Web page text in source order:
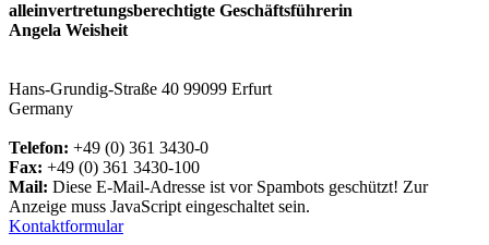
alleinvertretungsberechtigte Geschäftsführerin
Angela Weisheit
Hans-Grundig-Straße 40 99099 Erfurt
Germany
Telefon: +49 (0) 361 3430-0
Fax: +49 (0) 361 3430-100
Mail: Diese E-Mail-Adresse ist vor Spambots geschützt! Zur
Anzeige muss JavaScript eingeschaltet sein.
Kontaktformular